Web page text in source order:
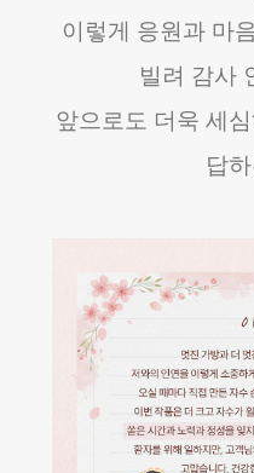
이렇게 응원과 마
빌려 감사
앞으로도 더욱 세
답